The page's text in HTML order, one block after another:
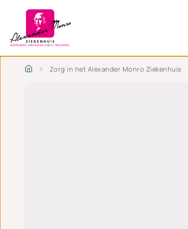
Zorg in het Alexander Monro Ziekenhuis